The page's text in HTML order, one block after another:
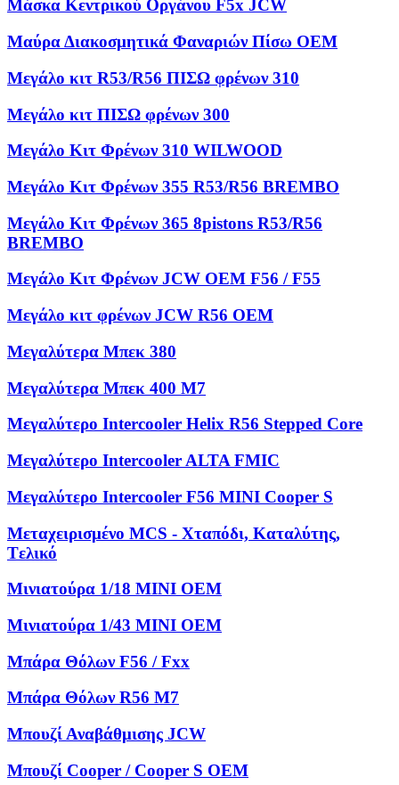
Μάσκα Κεντρικού Οργάνου F5x JCW
Μαύρα Διακοσμητικά Φαναριών Πίσω OEM
Μεγάλο κιτ R53/R56 ΠΙΣΩ φρένων 310
Μεγάλο κιτ ΠΙΣΩ φρένων 300
Μεγάλο Κιτ Φρένων 310 WILWOOD
Μεγάλο Κιτ Φρένων 355 R53/R56 BREMBO
Μεγάλο Κιτ Φρένων 365 8pistons R53/R56
BREMBO
Μεγάλο Κιτ Φρένων JCW OEM F56 / F55
Μεγάλο κιτ φρένων JCW R56 OEM
Μεγαλύτερα Μπεκ 380
Μεγαλύτερα Μπεκ 400 M7
Μεγαλύτερο Intercooler Helix R56 Stepped Core
Μεγαλύτερο Intercooler ALTA FMIC
Μεγαλύτερο Intercooler F56 MINI Cooper S
Μεταχειρισμένο MCS - Χταπόδι, Kαταλύτης,
Tελικό
Μινιατούρα 1/18 MINI OEM
Μινιατούρα 1/43 MINI OEM
Μπάρα Θόλων F56 / Fxx
Μπάρα Θόλων R56 M7
Μπουζί Αναβάθμισης JCW
Μπουζί Cooper / Cooper S OEM